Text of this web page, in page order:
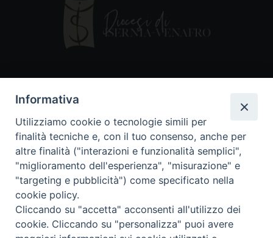
86170 Isernia
086550849
segreteria@diocesiiserniavenafro.it
I nostri social
Copyright © 2018 - Diocesi di Isernia-Venafro (C.F.
Informativa
Utilizziamo cookie o tecnologie simili per
finalità tecniche e, con il tuo consenso, anche per
altre finalità ("interazioni e funzionalità semplici",
"miglioramento dell'esperienza", "misurazione" e
"targeting e pubblicità") come specificato nella
cookie policy.
Cliccando su "accetta" acconsenti all'utilizzo dei
cookie. Cliccando su "personalizza" puoi avere